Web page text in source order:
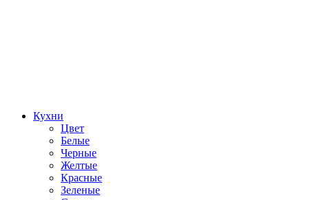
Кухни
Цвет
Белые
Черные
Желтые
Красные
Зеленые